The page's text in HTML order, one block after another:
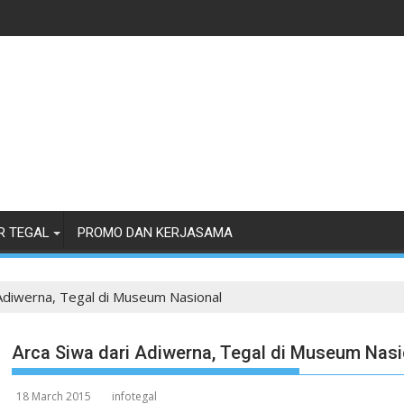
TEGAL PROMO DAN KERJASAMA
Tegal di Museum Nasional
Arca Siwa dari Adiwerna, Tegal di Museum
18 March 2015 infotegal